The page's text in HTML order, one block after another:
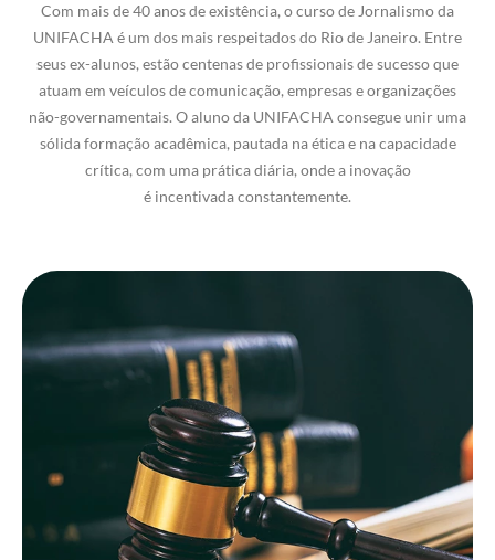
Com mais de 40 anos de existência, o curso de Jornalismo da
UNIFACHA é um dos mais respeitados do Rio de Janeiro. Entre
seus ex-alunos, estão centenas de profissionais de sucesso que
atuam em veículos de comunicação, empresas e organizações
não-governamentais. O aluno da UNIFACHA consegue unir uma
sólida formação acadêmica, pautada na ética e na capacidade
crítica, com uma prática diária, onde a inovação
é incentivada constantemente.